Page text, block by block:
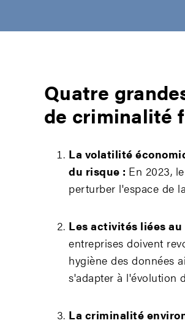
Quatre
de criminalité
La volatilité
du risque : En 2023,
perturber l'espace de
Les activités liées
entreprises doivent
hygiène des données
s'adapter à l'évolution
La criminalité